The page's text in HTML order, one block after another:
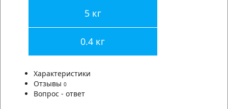
5 кг
0.4 кг
Характеристики
Отзывы 0
Вопрос - ответ